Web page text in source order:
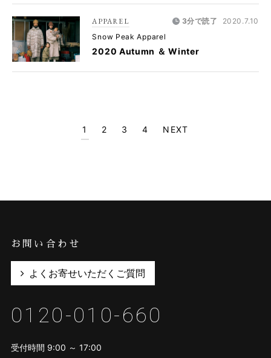
APPAREL 3分で読了
2020.7.10
Snow Peak Apparel
2020 Autumn ＆ Winter
1 2 3 4 NEXT
お問い合わせ
よくお寄せいただくご質問
0120-010-660
受付時間 9:00 ～ 17:00